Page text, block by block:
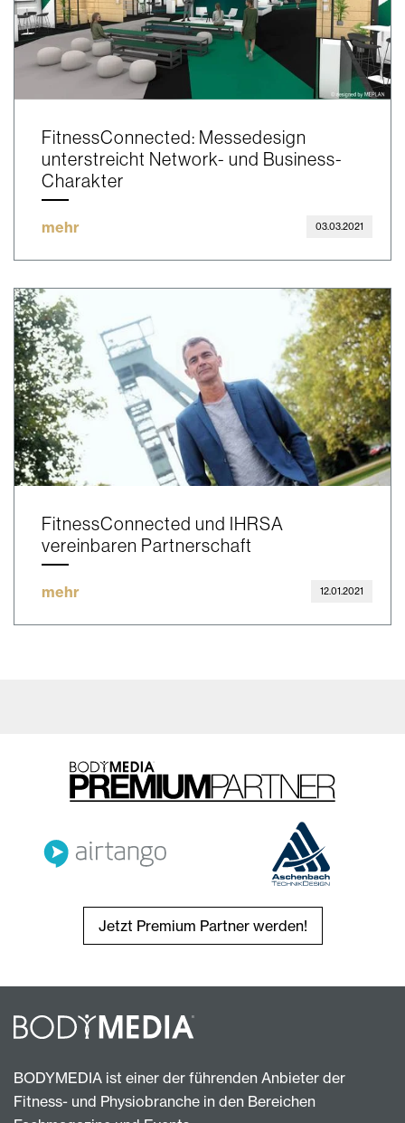
FitnessConnected: Messedesign
unterstreicht Network- und Business-
Charakter
mehr 03.03.2021
FitnessConnected und IHRSA
vereinbaren Partnerschaft
mehr 12.01.2021
Jetzt Premium Partner werden!
BODYMEDIA ist einer der führenden Anbieter der
Fitness- und Physiobranche in den Bereichen